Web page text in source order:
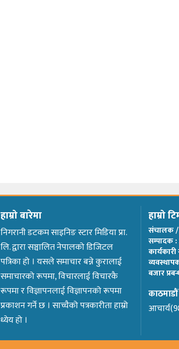
हाम्रो बारेमा
निगरानी डटकम साइनिङ स्टार मिडिया प्रा.
लि. द्वारा सञ्चालित नेपालको डिजिटल
पत्रिका हो । यसले समाचार बन्ने कुरालाई
समाचारको रूपमा, विचारलाई विचारकै
रूपमा र विज्ञापनलाई विज्ञापनको रूपमा
प्रकाशन गर्ने छ । साच्चैको पत्रकारीता हाम्रो
ध्येय हो ।
हाम्रो
संचालक /
सम्पादक :
बजार